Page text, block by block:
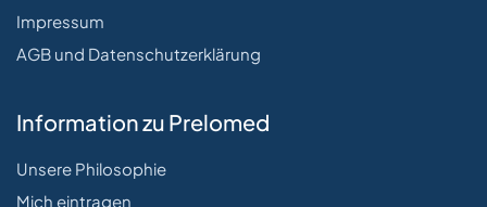
Impressum
AGB und Datenschutzerklärung
Information zu Prelomed
Unsere Philosophie
Mich eintragen